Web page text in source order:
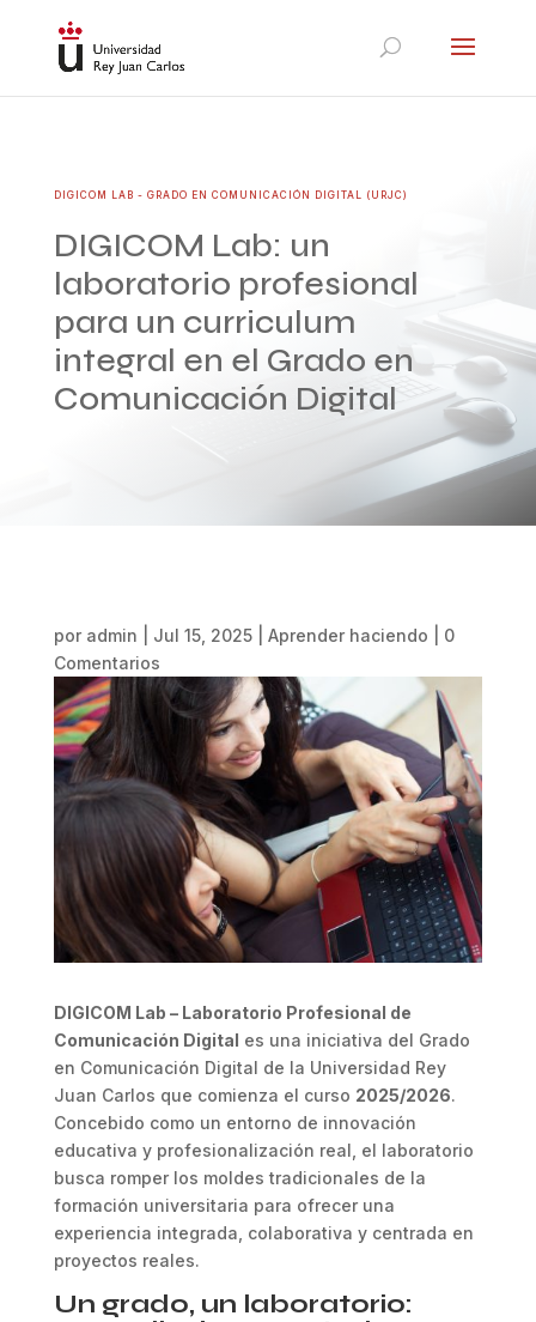
DIGICOM LAB - GRADO EN COMUNICACIÓN DIGITAL (URJC)
DIGICOM Lab: un
laboratorio profesional
para un curriculum
integral en el Grado en
Comunicación Digital
por admin Jul 15, 2025| Aprender haciendo
0
Comentarios
DIGICOM Lab – Laboratorio Profesional de
Comunicación Digital es una iniciativa del Grado
en Comunicación Digital de la Universidad Rey
Juan Carlos que comienza el curso 2025/2026.
Concebido como un entorno de innovación
educativa y profesionalización real, el laboratorio
busca romper los moldes tradicionales de la
formación universitaria para ofrecer una
experiencia integrada, colaborativa y centrada en
proyectos reales.
Un grado, un laboratorio: